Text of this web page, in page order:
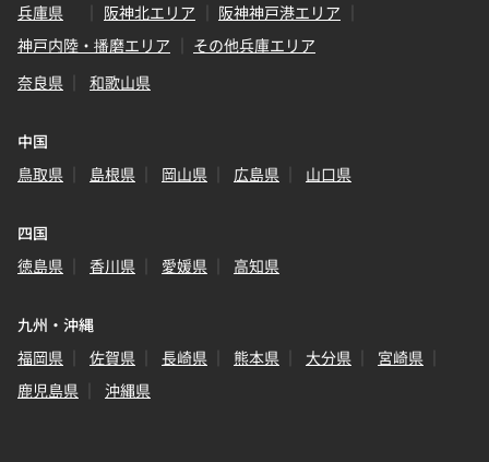
兵庫県
阪神北エリア
阪神神戸港エリア
神戸内陸・播磨エリア
その他兵庫エリア
奈良県
和歌山県
中国
鳥取県
島根県 岡山県 広島県 山口県
四国
徳島県
香川県 愛媛県 高知県
九州・沖縄
福岡県
佐賀県 長崎県 熊本県 大分県
宮崎県
鹿児島県
沖縄県